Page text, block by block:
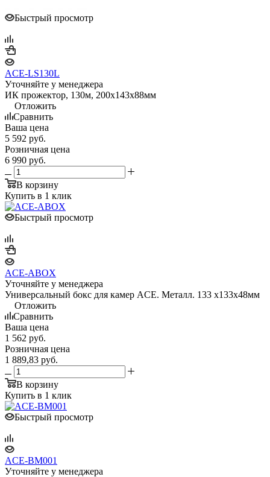
Быстрый просмотр
ACE-LS130L
Уточняйте у менеджера
ИК прожектор, 130м, 200x143x88мм
Отложить
Сравнить
Ваша цена
5 592 руб.
Розничная цена
6 990 руб.
В корзину
Купить в 1 клик
Быстрый просмотр
ACE-ABOX
Уточняйте у менеджера
Универсальный бокс для камер ACE. Металл. 133 х133х48мм
Отложить
Сравнить
Ваша цена
1 562 руб.
Розничная цена
1 889,83 руб.
В корзину
Купить в 1 клик
Быстрый просмотр
ACE-BM001
Уточняйте у менеджера